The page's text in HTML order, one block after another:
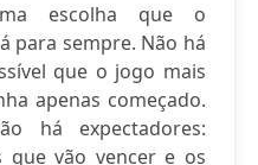
escolha que o
para sempre. Não há
que o jogo mais
apenas começado.
há expectadores:
que vão vencer e os